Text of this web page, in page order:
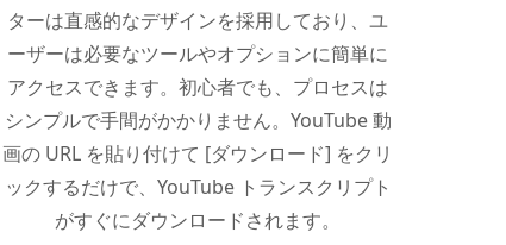
ターは直感的なデザインを採用しており、ユ
ーザーは必要なツールやオプションに簡単に
アクセスできます。初心者でも、プロセスは
シンプルで手間がかかりません。YouTube 動
画の URL を貼り付けて [ダウンロード] をクリ
ックするだけで、YouTube トランスクリプト
がすぐにダウンロードされます。